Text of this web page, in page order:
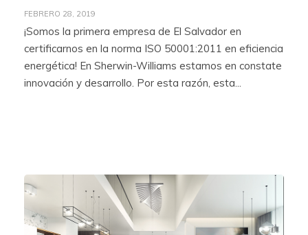
FEBRERO 28, 2019
¡Somos la primera empresa de El Salvador en
certificarnos en la norma ISO 50001:2011 en eficiencia
energética! En Sherwin-Williams estamos en constate
innovación y desarrollo. Por esta razón, esta...